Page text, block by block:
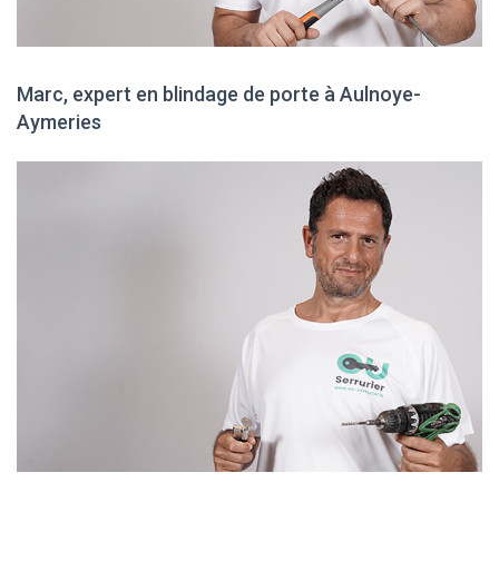
Marc, expert en blindage de porte à Aulnoye-
Aymeries